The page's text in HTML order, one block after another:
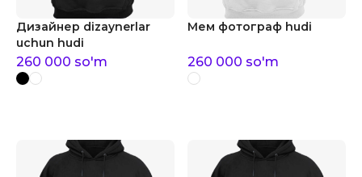
Дизайнер dizaynerlar
uchun hudi
260 000 so'm
Мем фотограф hudi
260 000 so'm